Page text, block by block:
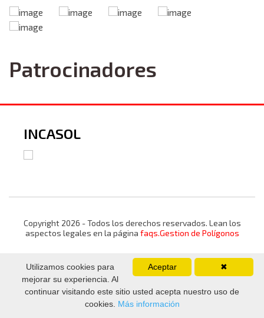
Patrocinadores
INCASOL
Copyright 2026 - Todos los derechos reservados. Lean los
aspectos legales en la página faqs.Gestion de Polígonos
✖
Aceptar
Utilizamos cookies para
mejorar su experiencia. Al
continuar visitando este sitio usted acepta nuestro uso de
cookies. Más información